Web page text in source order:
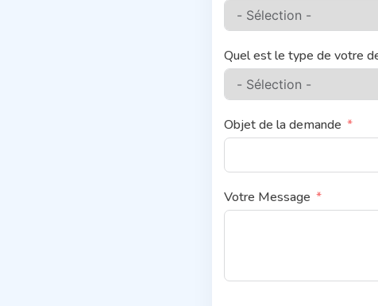
Quel est le type de votre
Objet de la demande
Votre Message